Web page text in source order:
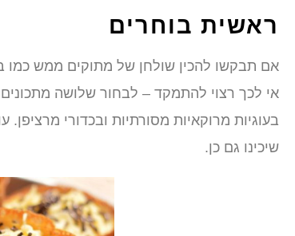
ראשית בוחרים
אם תבקשו להכין שולחן של מתוקים ממש
אי לכך רצוי להתמקד – לבחור שלושה
בעוגיות מרוקאיות מסורתיות ובכדורי
שיכינו גם כן.